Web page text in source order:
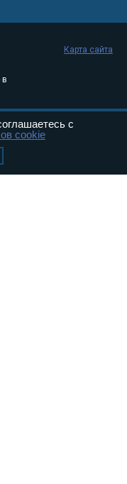
в
Карта сайта
с
cookie